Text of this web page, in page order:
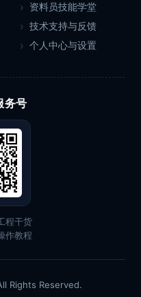
资料员技能学堂
技术支持与反馈
个人中心与设置
务号
程干货
作教程
Rights Reserved.